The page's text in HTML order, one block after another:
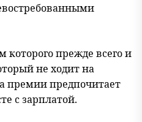
которого прежде всего и
не ходит на
премии предпочитает
с зарплатой.